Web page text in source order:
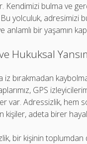
Kendimizi bulma ve
Bu yolculuk,
bir yaşamın
Hukuksal
bırakmadan
GPS
var. Adressizlik,
adeta birer
bir kişinin toplumdan